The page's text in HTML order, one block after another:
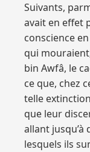
Suivants,
avait en effet
conscience
qui
bin Awfâ, le
ce que, chez
telle
que leur
allant
lesquels ils